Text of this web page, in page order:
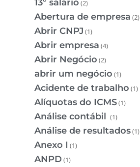
13º salário (2)
Abertura de empresa (2)
Abrir CNPJ (1)
Abrir empresa (4)
Abrir Negócio (2)
abrir um negócio (1)
Acidente de trabalho (1)
Alíquotas do ICMS(1)
Análise contábil (1)
Análise de resultados(1)
Anexo I (1)
ANPD (1)